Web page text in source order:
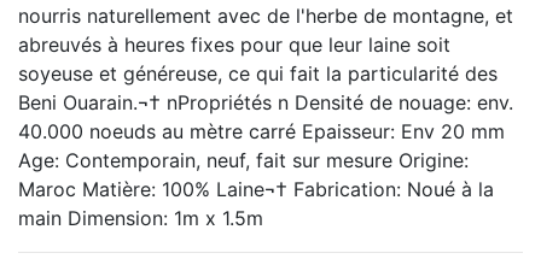
nourris naturellement avec de l'herbe de montagne, et
abreuvés à heures fixes pour que leur laine soit
soyeuse et généreuse, ce qui fait la particularité des
Beni Ouarain.¬† nPropriétés n Densité de nouage: env.
40.000 noeuds au mètre carré Epaisseur: Env 20 mm
Age: Contemporain, neuf, fait sur mesure Origine:
Maroc Matière: 100% Laine¬† Fabrication: Noué à la
main Dimension: 1m x 1.5m